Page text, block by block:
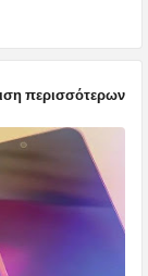
περισσότερων